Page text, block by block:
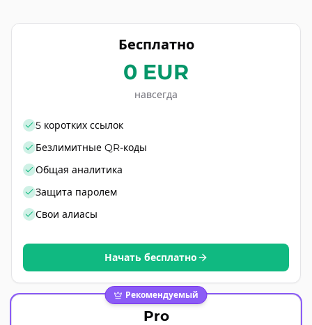
Бесплатно
0 EUR
навсегда
5 коротких ссылок
Безлимитные QR-коды
Общая аналитика
Защита паролем
Свои алиасы
Начать бесплатно
Рекомендуемый
Pro